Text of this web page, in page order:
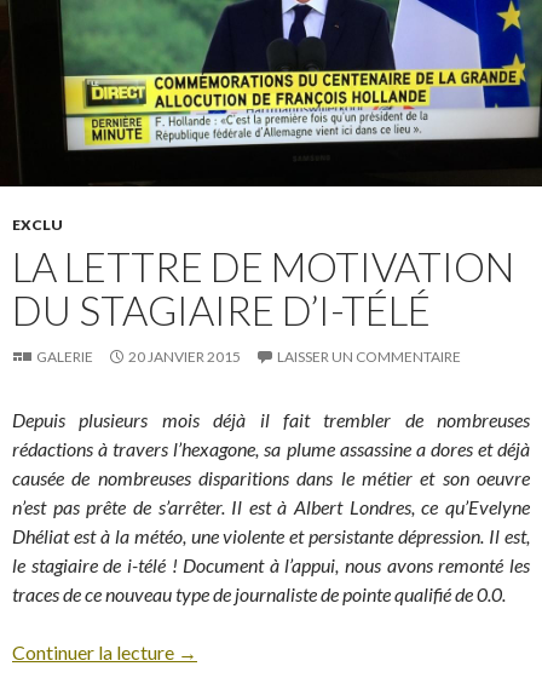
EXCLU
LA LETTRE DE MOTIVATION
DU STAGIAIRE D’I-TÉLÉ
GALERIE 20 JANVIER 2015 LAISSER UN COMMENTAIRE
Depuis plusieurs mois déjà il fait trembler de nombreuses
rédactions à travers l’hexagone, sa plume assassine a dores et déjà
causée de nombreuses disparitions dans le métier et son oeuvre
n’est pas prête de s’arrêter. Il est à Albert Londres, ce qu’Evelyne
Dhéliat est à la météo, une violente et persistante dépression. Il est,
le stagiaire de i-télé ! Document à l’appui, nous avons remonté les
traces de ce nouveau type de journaliste de pointe qualifié de 0.0.
Continuer la lecture →